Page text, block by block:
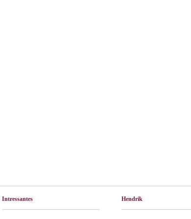
Intressantes Hendrik